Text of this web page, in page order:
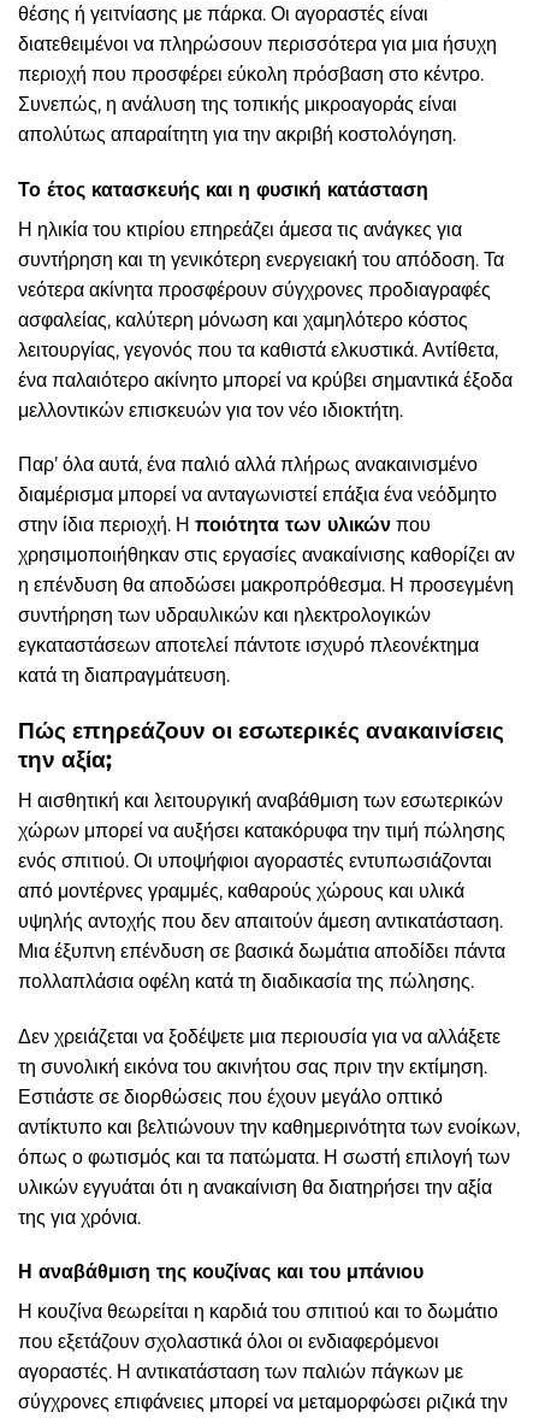
θέσης ή γειτνίασης με πάρκα. Οι αγοραστές είναι
διατεθειμένοι να πληρώσουν περισσότερα για μια ήσυχη
περιοχή που προσφέρει εύκολη πρόσβαση στο κέντρο.
Συνεπώς, η ανάλυση της τοπικής μικροαγοράς είναι
απολύτως απαραίτητη για την ακριβή κοστολόγηση.
Το έτος κατασκευής και η φυσική κατάσταση
Η ηλικία του κτιρίου επηρεάζει άμεσα τις ανάγκες για
συντήρηση και τη γενικότερη ενεργειακή του απόδοση. Τα
νεότερα ακίνητα προσφέρουν σύγχρονες προδιαγραφές
ασφαλείας, καλύτερη μόνωση και χαμηλότερο κόστος
λειτουργίας, γεγονός που τα καθιστά ελκυστικά. Αντίθετα,
ένα παλαιότερο ακίνητο μπορεί να κρύβει σημαντικά έξοδα
μελλοντικών επισκευών για τον νέο ιδιοκτήτη.
Παρ’ όλα αυτά, ένα παλιό αλλά πλήρως ανακαινισμένο
διαμέρισμα μπορεί να ανταγωνιστεί επάξια ένα νεόδμητο
στην ίδια περιοχή. Η ποιότητα των υλικών που
χρησιμοποιήθηκαν στις εργασίες ανακαίνισης καθορίζει αν
η επένδυση θα αποδώσει μακροπρόθεσμα. Η προσεγμένη
συντήρηση των υδραυλικών και ηλεκτρολογικών
εγκαταστάσεων αποτελεί πάντοτε ισχυρό πλεονέκτημα
κατά τη διαπραγμάτευση.
Πώς επηρεάζουν οι εσωτερικές ανακαινίσεις
την αξία;
Η αισθητική και λειτουργική αναβάθμιση των εσωτερικών
χώρων μπορεί να αυξήσει κατακόρυφα την τιμή πώλησης
ενός σπιτιού. Οι υποψήφιοι αγοραστές εντυπωσιάζονται
από μοντέρνες γραμμές, καθαρούς χώρους και υλικά
υψηλής αντοχής που δεν απαιτούν άμεση αντικατάσταση.
Μια έξυπνη επένδυση σε βασικά δωμάτια αποδίδει πάντα
πολλαπλάσια οφέλη κατά τη διαδικασία της πώλησης.
Δεν χρειάζεται να ξοδέψετε μια περιουσία για να αλλάξετε
τη συνολική εικόνα του ακινήτου σας πριν την εκτίμηση.
Εστιάστε σε διορθώσεις που έχουν μεγάλο οπτικό
αντίκτυπο και βελτιώνουν την καθημερινότητα των ενοίκων,
όπως ο φωτισμός και τα πατώματα. Η σωστή επιλογή των
υλικών εγγυάται ότι η ανακαίνιση θα διατηρήσει την αξία
της για χρόνια.
Η αναβάθμιση της κουζίνας και του μπάνιου
Η κουζίνα θεωρείται η καρδιά του σπιτιού και το δωμάτιο
που εξετάζουν σχολαστικά όλοι οι ενδιαφερόμενοι
αγοραστές. Η αντικατάσταση των παλιών πάγκων με
σύγχρονες επιφάνειες μπορεί να μεταμορφώσει ριζικά την